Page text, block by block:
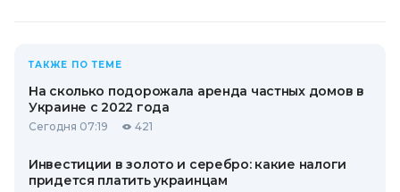
ТАКЖЕ ПО ТЕМЕ
На сколько подорожала аренда частных домов в
Украине с 2022 года
Сегодня 07:19 421
Инвестиции в золото и серебро: какие налоги
придется платить украинцам